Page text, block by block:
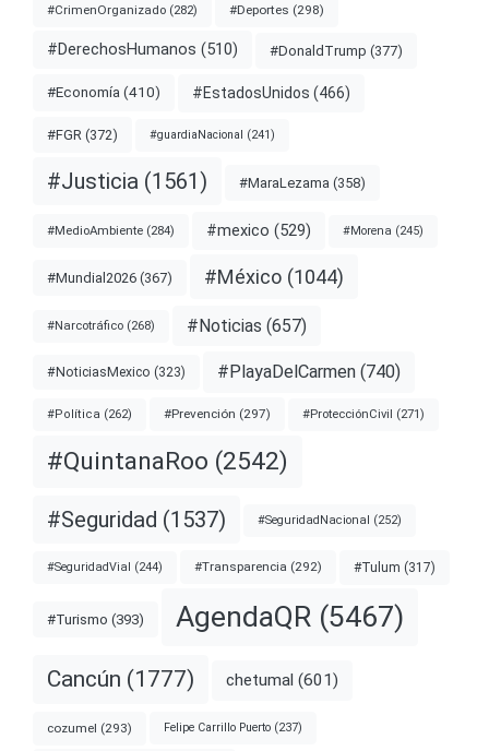
#CrimenOrganizado (282) #Deportes (298)
#DerechosHumanos (510) #DonaldTrump (377)
#Economía (410) #EstadosUnidos (466)
#FGR (372) #guardiaNacional (241)
#Justicia (1561) #MaraLezama (358)
#MedioAmbiente (284) #mexico (529) #Morena (245)
#Mundial2026 (367) #México (1044)
#Narcotráfico (268) #Noticias (657)
#NoticiasMexico (323) #PlayaDelCarmen (740)
#Política (262) #Prevención (297) #ProtecciónCivil (271)
#QuintanaRoo (2542)
#Seguridad (1537) #SeguridadNacional (252)
#SeguridadVial (244) #Transparencia (292) #Tulum (317)
#Turismo (393) AgendaQR (5467)
Cancún (1777) chetumal (601)
cozumel (293) Felipe Carrillo Puerto (237)